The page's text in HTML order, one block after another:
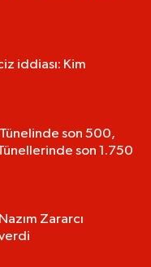
iddiası: Kim
son 500,
son 1.750
Zararcı